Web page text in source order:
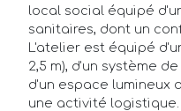
Actualités
Qui sommes-nous ?
FAQ
local social équipé
sanitaires, dont un
L'atelier est équipé
2,5 m), d'un système
d'un espace lumineux
une activité logistique.